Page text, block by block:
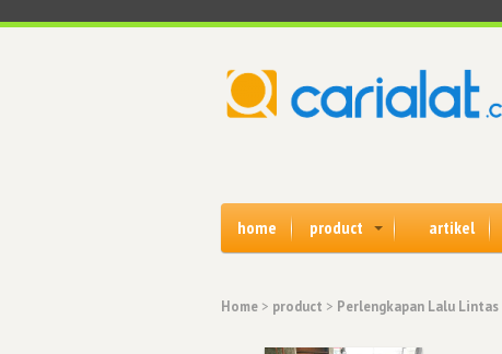
home product artikel
Home > product > Perlengkapan Lalu Lintas